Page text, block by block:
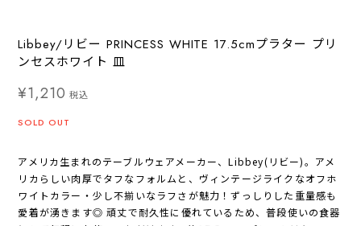
Libbey/リビー PRINCESS WHITE 17.5cmプラター プリ
ンセスホワイト 皿
¥1,210 税込
SOLD OUT
アメリカ生まれのテーブルウェアメーカー、Libbey(リビー)。アメ
リカらしい肉厚でタフなフォルムと、ヴィンテージライクなオフホ
ワイトカラー・少し不揃いなラフさが魅力！ずっしりした重量感も
愛着が湧きます◎ 頑丈で耐久性に優れているため、普段使いの食器